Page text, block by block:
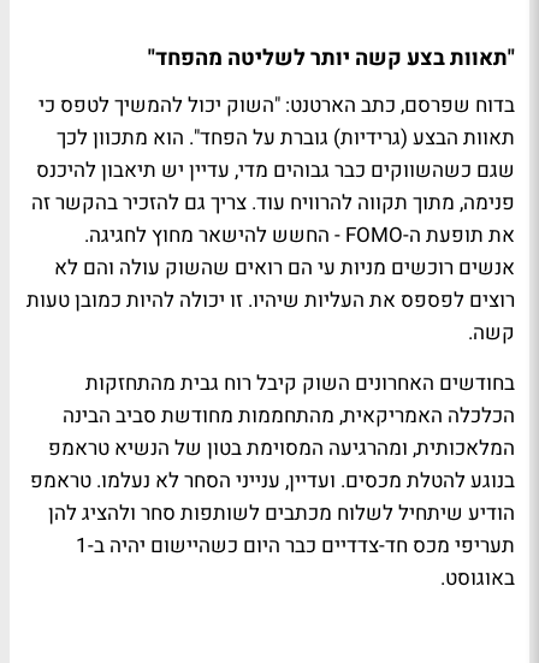
"תאוות בצע קשה יותר לשליטה מהפחד"
בדוח שפרסם, כתב הארטנט: "השוק יכול להמשיך לטפס כי
תאוות הבצע (גרידיות) גוברת על הפחד". הוא מתכוון לכך
שגם כשהשווקים כבר גבוהים מדי, עדיין יש תיאבון להיכנס
פנימה, מתוך תקווה להרוויח עוד. צריך גם להזכיר בהקשר זה
את תופעת ה-FOMO - החשש להישאר מחוץ לחגיגה.
אנשים רוכשים מניות עי הם רואים שהשוק עולה והם לא
רוצים לפספס את העליות שיהיו. זו יכולה להיות כמובן טעות
קשה.
בחודשים האחרונים השוק קיבל רוח גבית מהתחזקות
הכלכלה האמריקאית, מהתחממות מחודשת סביב הבינה
המלאכותית, ומהרגיעה המסוימת בטון של הנשיא טראמפ
בנוגע להטלת מכסים. ועדיין, ענייני הסחר לא נעלמו. טראמפ
הודיע שיתחיל לשלוח מכתבים לשותפות סחר ולהציג להן
תעריפי מכס חד-צדדיים כבר היום כשהיישום יהיה ב-1
באוגוסט.